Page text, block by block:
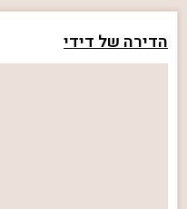
הדירה של דידי